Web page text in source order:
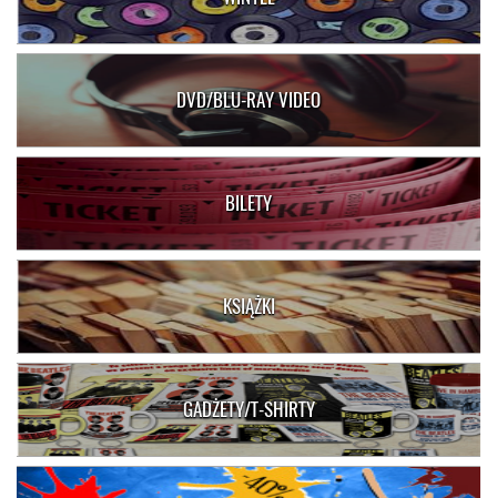
DVD/BLU-RAY VIDEO
BILETY
KSIĄŻKI
GADŻETY/T-SHIRTY